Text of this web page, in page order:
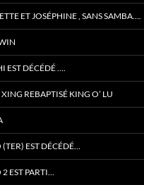
ET JOSÉPHINE , SANS SAMBA….
EST DÉCÉDÉ ….
XING REBAPTISÉ KING O’ LU
(TER) EST DÉCÉDÉ…
2 EST PARTI…